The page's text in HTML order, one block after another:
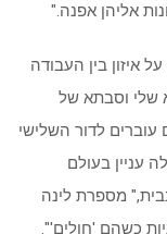
אליהן אפנה."
איזון בין העבודה
שלי וסבתא של
לדור השלישי
עניין בעולם
מספרת לינה
כשהם 'חולים'".